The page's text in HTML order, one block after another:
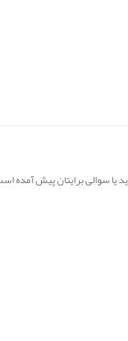
یا سوالی برایتان پیش آمده